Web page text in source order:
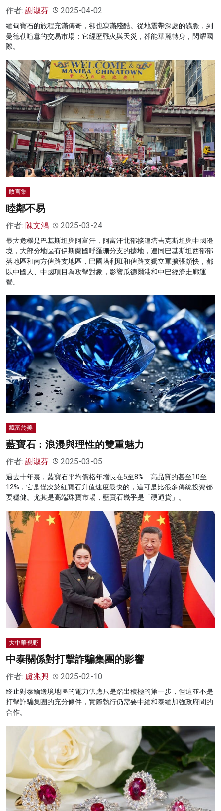
作者: 謝淑芬 2025-04-02
緬甸寶石的旅程充滿傳奇，卻也寫滿殘酷。從地震帶深處的礦脈，到
曼德勒喧囂的交易市場；它經歷戰火與天災，卻能華麗轉身，閃耀國
際。
敢言集
睦鄰不易
作者: 陳文鴻 2025-03-24
最大危機是巴基斯坦與阿富汗，阿富汗北部接連塔吉克斯坦與中國邊
境，大部分地區有伊斯蘭國呼羅珊分支的據地，連同巴基斯坦西部部
落地區和南方俾路支地區，巴國塔利班和俾路支獨立軍擴張頗快，都
以中國人、中國項目為攻擊對象，影響瓜德爾港和中巴經濟走廊運
營。
藏富於美
藍寶石：浪漫與理性的雙重魅力
作者: 謝淑芬 2025-03-05
過去十年裏，藍寶石平均價格年增長在5至8%，高品質的甚至10至
12%，它是僅次於紅寶石升值速度最快的，這可是比很多傳統投資都
要穩健。尤其是高端珠寶市場，藍寶石幾乎是「硬通貨」。
大中華視野
中泰關係對打擊詐騙集團的影響
作者: 盧兆興 2025-02-10
終止對泰緬邊境地區的電力供應只是踏出積極的第一步，但這並不是
打擊詐騙集團的充分條件，實際執行仍需要中緬和泰緬加強政府間的
合作。